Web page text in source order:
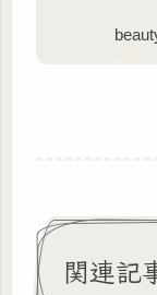
関連記